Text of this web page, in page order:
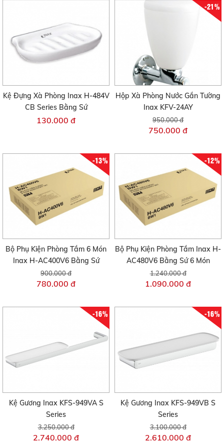
Kệ Đựng Xà Phòng Inax H-484V
CB Series Bằng Sứ
130.000 đ
-21%
Hộp Xà Phòng Nước Gắn Tường
Inax KFV-24AY
950.000 đ
750.000 đ
-13%
Bộ Phụ Kiện Phòng Tắm 6 Món
Inax H-AC400V6 Bằng Sứ
900.000 đ
780.000 đ
-12%
Bộ Phụ Kiện Phòng Tắm Inax H-
AC480V6 Bằng Sứ 6 Món
1.240.000 đ
1.090.000 đ
-16%
Kệ Gương Inax KFS-949VA S
Series
3.250.000 đ
2.740.000 đ
-16%
Kệ Gương Inax KFS-949VB S
Series
3.100.000 đ
2.610.000 đ